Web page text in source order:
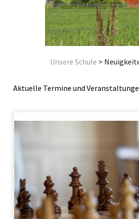
Unsere Schule >
Aktuelle Termine und